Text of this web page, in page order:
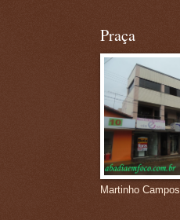
Praça
Martinho Campos